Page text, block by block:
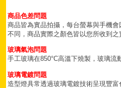
商品色差問題
商品皆為實品拍攝，每台螢幕與手機
不同，商品實際之顏色皆以您所收到之
玻璃氣泡問題
手工玻璃在850°C高溫下燒製，玻璃
玻璃電鍍問題
造型燈具常透過玻璃電鍍技術呈現豐